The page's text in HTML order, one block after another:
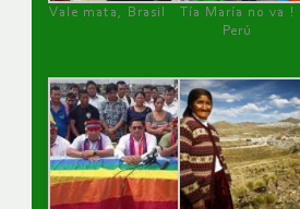
Vale mata, Brasil
Tía María no va !
Perú